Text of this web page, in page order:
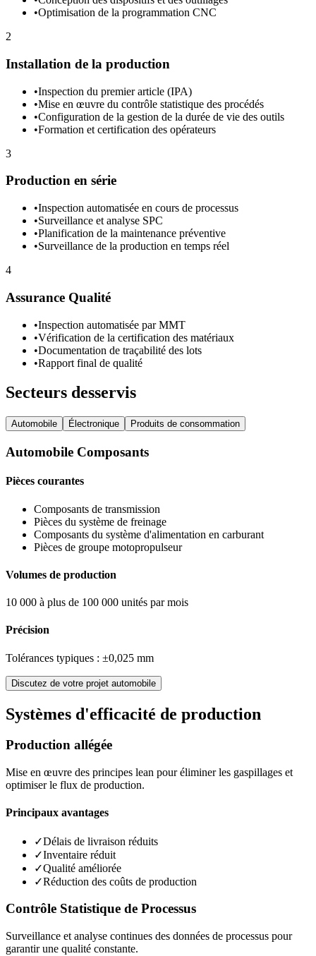
•Optimisation de la programmation CNC
2
Installation de la production
•Inspection du premier article (IPA)
•Mise en œuvre du contrôle statistique des procédés
•Configuration de la gestion de la durée de vie des outils
•Formation et certification des opérateurs
3
Production en série
•Inspection automatisée en cours de processus
•Surveillance et analyse SPC
•Planification de la maintenance préventive
•Surveillance de la production en temps réel
4
Assurance Qualité
•Inspection automatisée par MMT
•Vérification de la certification des matériaux
•Documentation de traçabilité des lots
•Rapport final de qualité
Secteurs desservis
Automobile Électronique Produits de consommation
Automobile Composants
Pièces courantes
Composants de transmission
Pièces du système de freinage
Composants du système d'alimentation en carburant
Pièces de groupe motopropulseur
Volumes de production
10 000 à plus de 100 000 unités par mois
Précision
Tolérances typiques : ±0,025 mm
Discutez de votre projet automobile
Systèmes d'efficacité de production
Production allégée
Mise en œuvre des principes lean pour éliminer les gaspillages et
optimiser le flux de production.
Principaux avantages
✓Délais de livraison réduits
✓Inventaire réduit
✓Qualité améliorée
✓Réduction des coûts de production
Contrôle Statistique de Processus
Surveillance et analyse continues des données de processus pour
garantir une qualité constante.